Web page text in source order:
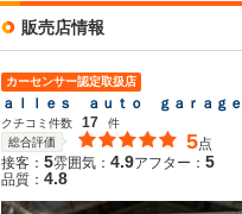
販売店情報
カーセンサー認定取扱店
ａｌｌｅｓ ａｕｔｏ ｇａｒａｇｅ
クチコミ件数 17
件
総合評価
5点
接客： 5雰囲気： 4.9アフター： 5
品質： 4.8